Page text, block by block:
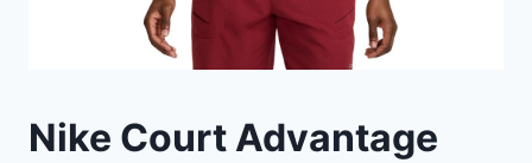
Nike Court Advantage